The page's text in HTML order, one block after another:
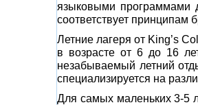
языковыми программами
соответствует принципам
Летние лагеря от King’s
в возрасте от 6 до 16
незабываемый летний
специализируется на
Для самых маленьких 3-5